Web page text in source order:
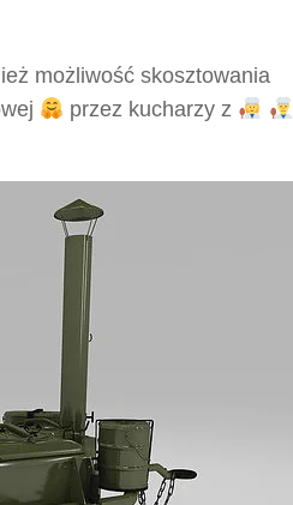
możliwość skosztowania
przez kucharzy z